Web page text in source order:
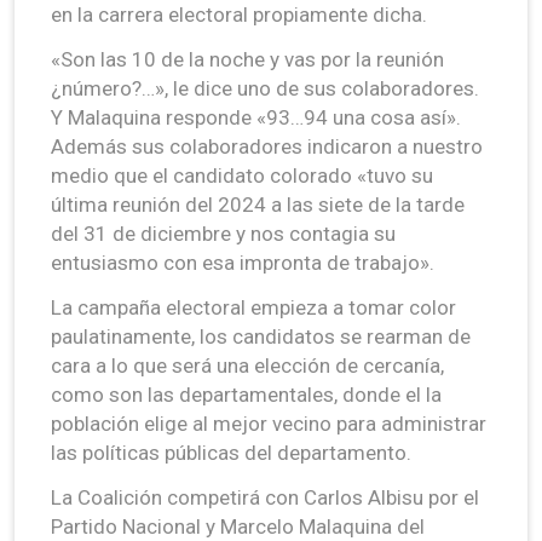
en la carrera electoral propiamente dicha.
«Son las 10 de la noche y vas por la reunión
¿número?…», le dice uno de sus colaboradores.
Y Malaquina responde «93…94 una cosa así».
Además sus colaboradores indicaron a nuestro
medio que el candidato colorado «tuvo su
última reunión del 2024 a las siete de la tarde
del 31 de diciembre y nos contagia su
entusiasmo con esa impronta de trabajo».
La campaña electoral empieza a tomar color
paulatinamente, los candidatos se rearman de
cara a lo que será una elección de cercanía,
como son las departamentales, donde el la
población elige al mejor vecino para administrar
las políticas públicas del departamento.
La Coalición competirá con Carlos Albisu por el
Partido Nacional y Marcelo Malaquina del